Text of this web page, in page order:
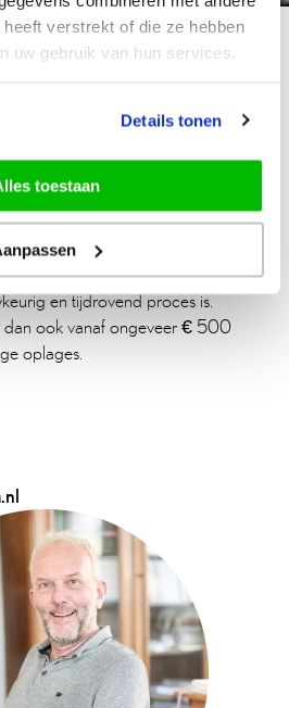
verstrekt of die ze hebben
uw gebruik van hun services.
Details tonen
toestaan
| blindpreeg en folie
in drukwerk. Wij geven je
je niet later voor verrassingen
als foliedruk en pregen wordt
een unieke stempel
en tijdrovend proces is.
ook vanaf ongeveer € 500
oplages.